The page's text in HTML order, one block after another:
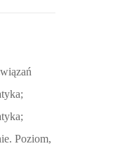
Poziom,